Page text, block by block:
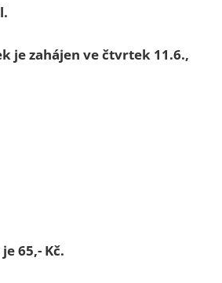
je zahájen ve čtvrtek 11.6.,
65,- Kč.